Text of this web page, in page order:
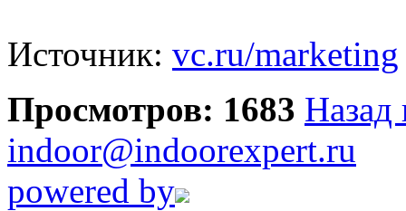
Источник: vc.ru/marketing
Просмотров: 1683 Назад
indoor@indoorexpert.ru
powered by